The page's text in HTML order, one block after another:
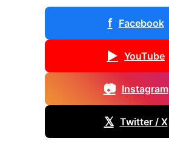
f Facebook
▶ YouTube
📷 Instagram
𝕏 Twitter / X